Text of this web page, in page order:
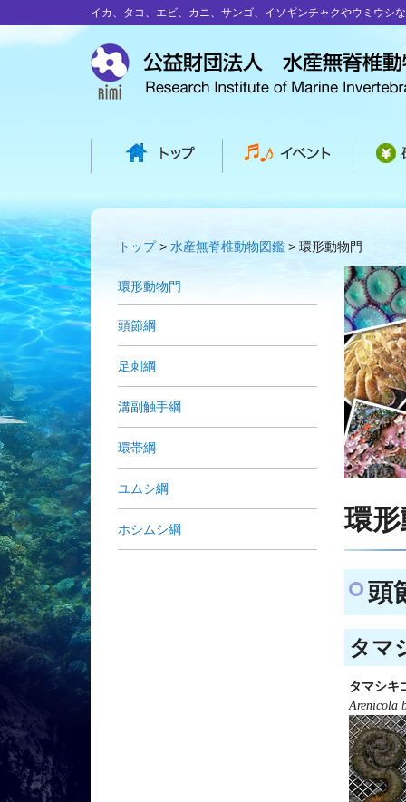
イカ、タコ、エビ、カニ、サンゴ、イソギンチャクやウミウシ
トップ 水産無脊椎動物図鑑 環形動物門
環形動物門
頭節綱
足刺綱
溝副触手綱
環帯綱
ユムシ綱
ホシムシ綱 環
頭
タマ
タマシキ
Arenicola